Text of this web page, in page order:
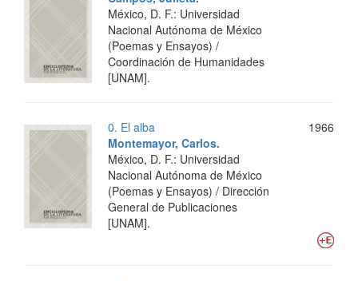
México, D. F.: Universidad
Nacional Autónoma de México
(Poemas y Ensayos) /
Coordinación de Humanidades
[UNAM].
0. El alba
1966
Montemayor, Carlos.
México, D. F.: Universidad
Nacional Autónoma de México
(Poemas y Ensayos) / Dirección
General de Publicaciones
[UNAM].